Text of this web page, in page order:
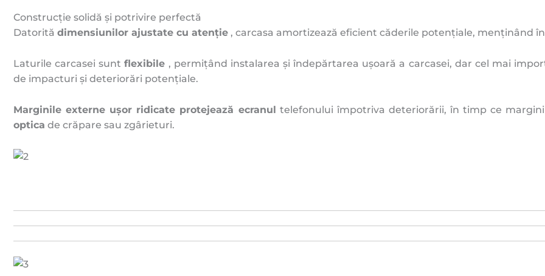
Construcție solidă și potrivire perfectă
Datorită dimensiunilor ajustate cu atenție , carcasa amortizează eficient căderile potențiale, menținând
Laturile carcasei suntflexibile , permițând instalarea și îndepărtarea ușoară a carcasei, dar cel mai
de impacturi și deteriorări potențiale.
Marginile externe ușor ridicate protejează ecranul telefonului împotriva deteriorării, în timp ce
optica de crăpare sau zgârieturi.